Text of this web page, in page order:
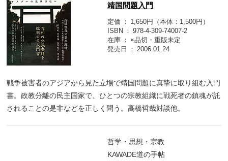
靖国問題入門
定価
1,650円（本体：1,500円）
ISBN
978-4-309-74007-2
在庫
×品切・重版未定
発売日
2006.01.24
戦争被害者のアジアから見た立場で靖国問題に真摯に取り組む入門
書。政教分離の民主国家で、ひとつの宗教組織に戦死者の鎮魂が託
されることの是非などを正しく問う。高橋哲哉対談他。
哲学・思想・宗教
KAWADE道の手帖